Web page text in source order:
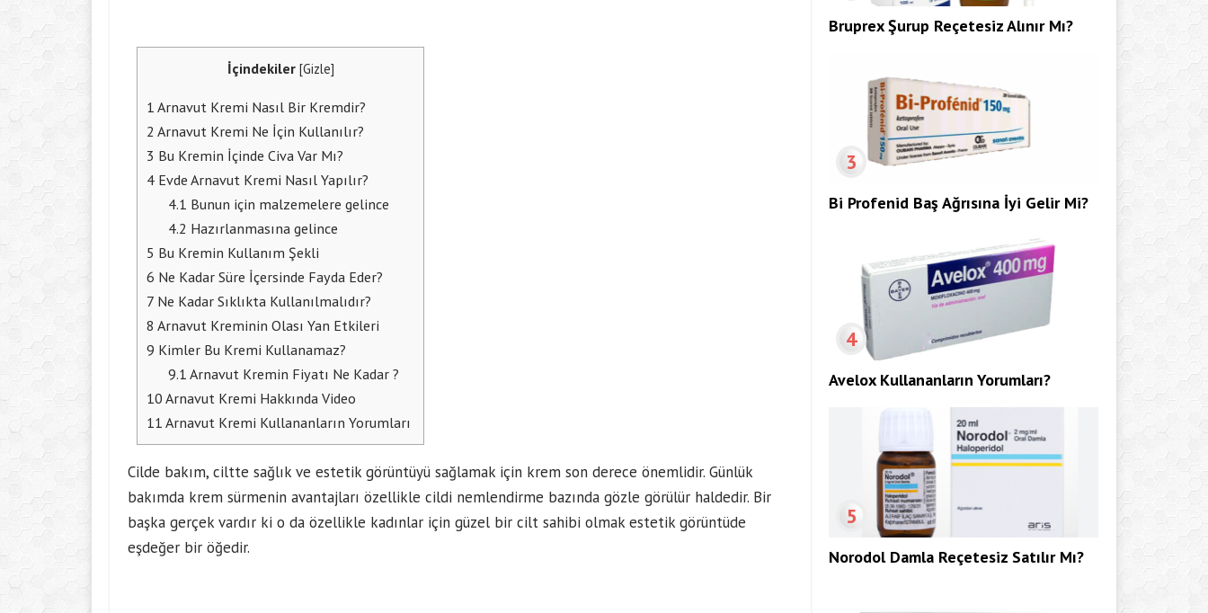
İçindekiler [Gizle]
1 Arnavut Kremi Nasıl Bir Kremdir?
2 Arnavut Kremi Ne İçin Kullanılır?
3 Bu Kremin İçinde Civa Var Mı?
4 Evde Arnavut Kremi Nasıl Yapılır?
4.1 Bunun için malzemelere gelince
4.2 Hazırlanmasına gelince
5 Bu Kremin Kullanım Şekli
6 Ne Kadar Süre İçersinde Fayda Eder?
7 Ne Kadar Sıklıkta Kullanılmalıdır?
8 Arnavut Kreminin Olası Yan Etkileri
9 Kimler Bu Kremi Kullanamaz?
9.1 Arnavut Kremin Fiyatı Ne Kadar ?
10 Arnavut Kremi Hakkında Video
11 Arnavut Kremi Kullananların Yorumları
Cilde bakım, ciltte sağlık ve estetik görüntüyü sağlamak için krem son derece önemlidir. Günlük
bakımda krem sürmenin avantajları özellikle cildi nemlendirme bazında gözle görülür haldedir. Bir
başka gerçek vardır ki o da özellikle kadınlar için güzel bir cilt sahibi olmak estetik görüntüde
eşdeğer bir öğedir.
Bruprex Şurup Reçetesiz Alınır Mı?
3
Bi Profenid Baş Ağrısına İyi Gelir Mi?
4
Avelox Kullananların Yorumları?
5
Norodol Damla Reçetesiz Satılır Mı?